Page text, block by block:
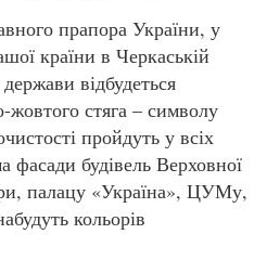
прапора України, у
країни в Черкаській
відбудеться
жовтого стяга – символу
пройдуть у всіх
фасади будівель Верховної
палацу «Україна», ЦУМу,
кольорів